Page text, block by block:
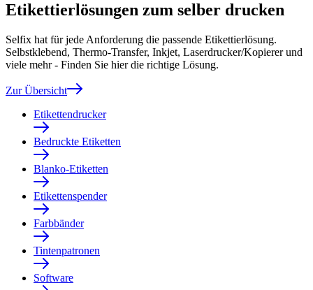
Etikettierlösungen zum selber drucken
Selfix hat für jede Anforderung die passende Etikettierlösung.
Selbstklebend, Thermo-Transfer, Inkjet, Laserdrucker/Kopierer und
viele mehr - Finden Sie hier die richtige Lösung.
Zur Übersicht
Etikettendrucker
Bedruckte Etiketten
Blanko-Etiketten
Etikettenspender
Farbbänder
Tintenpatronen
Software